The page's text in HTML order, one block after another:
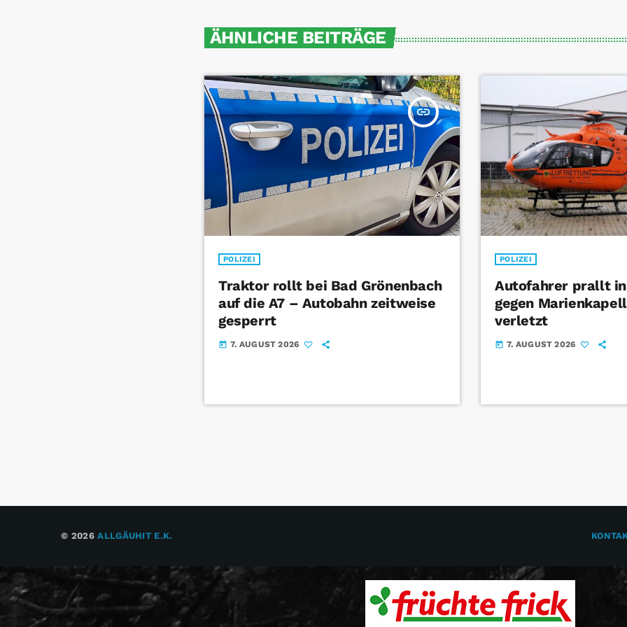
ÄHNLICHE BEITRÄGE
insert_link
POLIZEI
Traktor rollt bei Bad Grönenbach
auf die A7 – Autobahn zeitweise
gesperrt
today 7. AUGUST 2026
POLIZEI
Autofahrer prallt
gegen
verletzt
today 7. AUGUST 2026
© 2026ALLGÄUHIT E.K.